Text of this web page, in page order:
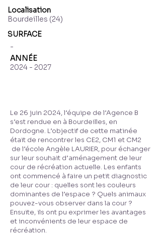
Localisation
Bourdeilles (24)
SURFACE
-
ANNÉE
2024 - 2027
Le 26 juin 2024, l’équipe de l’Agence B
s’est rendue en à Bourdeilles, en
Dordogne. L’objectif de cette matinée
était de rencontrer les CE2, CM1 et CM2
de l’école Angèle LAURIER, pour échanger
sur leur souhait d’aménagement de leur
cour de récréation actuelle. Les enfants
ont commencé à faire un petit diagnostic
de leur cour : quelles sont les couleurs
dominantes de l’espace ? Quels animaux
pouvez-vous observer dans la cour ?
Ensuite, ils ont pu exprimer les avantages
et inconvénients de leur espace de
récréation.